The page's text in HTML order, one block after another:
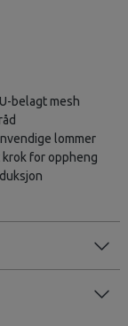
belagt mesh
lommer
for oppheng